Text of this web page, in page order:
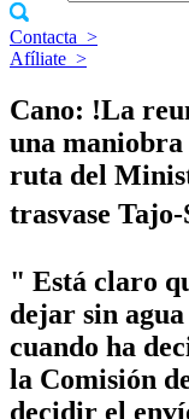
Contacta >
Afíliate >
Cano: !La
una
ruta del
trasvase Tajo-
" Está claro
dejar sin
cuando ha
la Comisión
decidir el